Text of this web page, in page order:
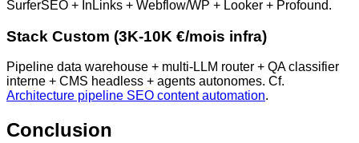
SurferSEO + InLinks + Webflow/WP + Looker + Profound.
Stack Custom (3K-10K €/mois infra)
Pipeline data warehouse + multi-LLM router + QA classifier
interne + CMS headless + agents autonomes. Cf.
Architecture pipeline SEO content automation.
Conclusion